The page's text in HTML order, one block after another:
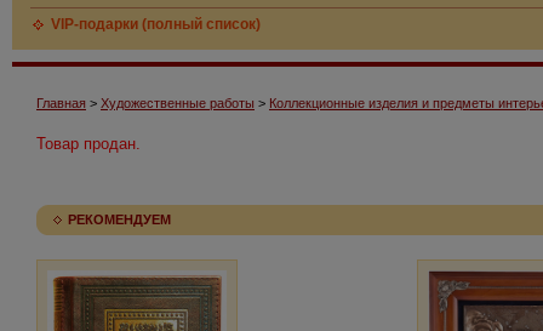
VIP-подарки (полный список)
Главная > Художественные работы > Коллекционные изделия и предметы
Товар продан.
РЕКОМЕНДУЕМ